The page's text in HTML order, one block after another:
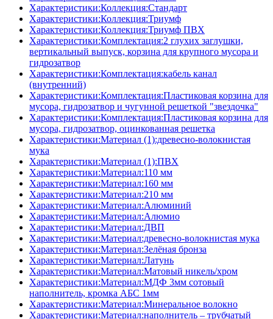
Характеристики:Коллекция:Стандарт
Характеристики:Коллекция:Триумф
Характеристики:Коллекция:Триумф ПВХ
Характеристики:Комплектация:2 глухих заглушки,
вертикальный выпуск, корзина для крупного мусора и
гидрозатвор
Характеристики:Комплектация:кабель канал
(внутренний)
Характеристики:Комплектация:Пластиковая корзина для
мусора, гидрозатвор и чугунной решеткой "звездочка"
Характеристики:Комплектация:Пластиковая корзина для
мусора, гидрозатвор, оцинкованная решетка
Характеристики:Материал (1):древесно-волокнистая
мука
Характеристики:Материал (1):ПВХ
Характеристики:Материал:110 мм
Характеристики:Материал:160 мм
Характеристики:Материал:210 мм
Характеристики:Материал:Алюминий
Характеристики:Материал:Алюмио
Характеристики:Материал:ДВП
Характеристики:Материал:древесно-волокнистая мука
Характеристики:Материал:Зелёная бронза
Характеристики:Материал:Латунь
Характеристики:Материал:Матовый никель/хром
Характеристики:Материал:МДФ 3мм сотовый
наполнитель, кромка AБC 1мм
Характеристики:Материал:Минеральное волокно
Характеристики:Материал:наполнитель – трубчатый